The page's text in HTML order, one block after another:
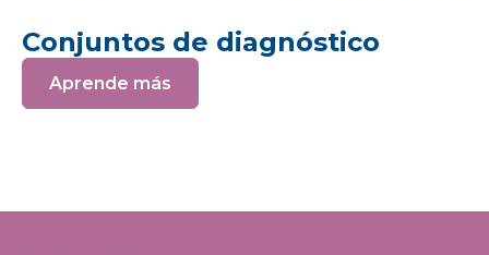
Conjuntos de diagnóstico
Aprende más